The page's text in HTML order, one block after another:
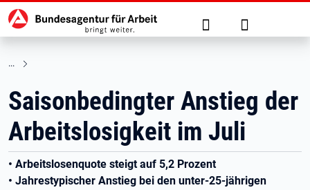
zu den Hauptinhalten springen
Hauptnavigation Suche Anmelden
Saisonbedingter Anstieg der
Arbeitslosigkeit im Juli
• Arbeitslosenquote steigt auf 5,2 Prozent
• Jahrestypischer Anstieg bei den unter-25-jährigen